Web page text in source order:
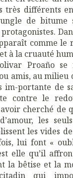
très différents
de bitume
comme le
à la cruauté
Proaño se
amis, au milieu
im-portante de
contre le
cherché de
les
les vides
lui font «
elle qu’il
la bêtise et la
qui